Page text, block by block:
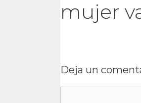
mujer
Deja un